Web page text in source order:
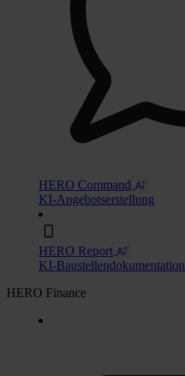
HERO Command
KI-Angebotserstellung
HERO Report
KI-Baustellendokumentation
HERO Finance